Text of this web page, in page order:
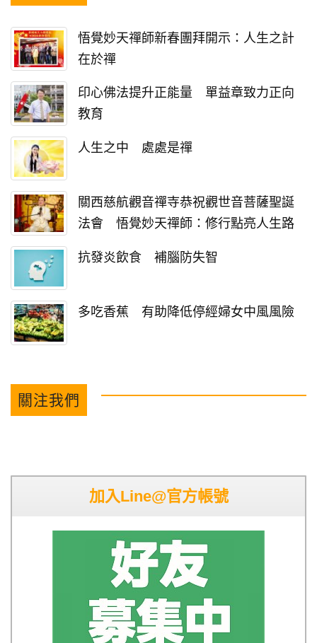
悟覺妙天禪師新春團拜開示：人生之計
在於禪
印心佛法提升正能量 單益章致力正向
教育
人生之中 處處是禪
關西慈航觀音禪寺恭祝觀世音菩薩聖誕
法會 悟覺妙天禪師：修行點亮人生路
抗發炎飲食 補腦防失智
多吃香蕉 有助降低停經婦女中風風險
關注我們
加入Line@官方帳號